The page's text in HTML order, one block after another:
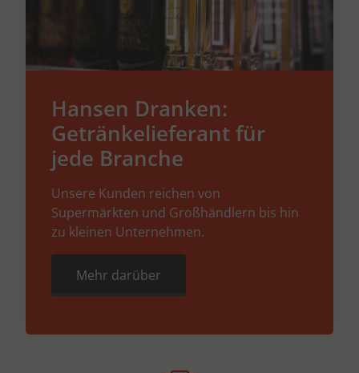
Hansen Dranken:
Getränkelieferant für
jede Branche
Unsere Kunden reichen von
Supermärkten und Großhändlern bis hin
zu kleinen Unternehmen.
Mehr darüber